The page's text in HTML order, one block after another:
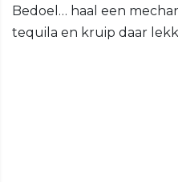
Bedoel… haal een
tequila en kruip daar